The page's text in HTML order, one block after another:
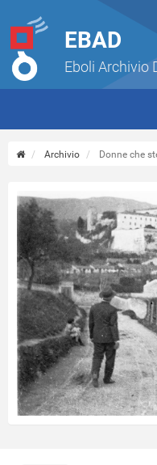
EBAD
Eboli Archivio
Archivio Donne che